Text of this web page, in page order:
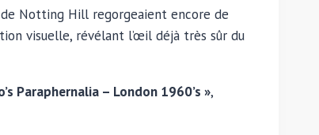
de Notting Hill regorgeaient encore de
visuelle, révélant l’œil déjà très sûr du
Paraphernalia – London 1960’s »,